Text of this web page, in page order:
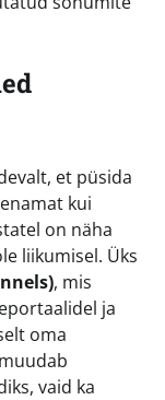
et püsida
kui
on näha
liikumisel. Üks
, mis
ja
oma
vaid ka